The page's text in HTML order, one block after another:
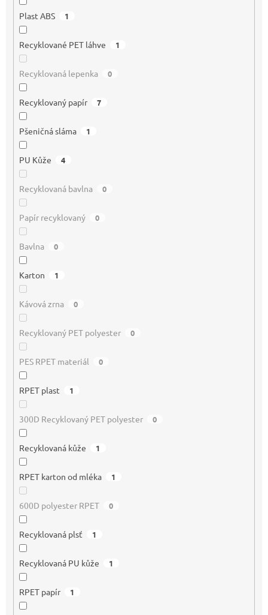
Plast ABS 1
Recyklované PET láhve 1
Recyklovaná lepenka 0
Recyklovaný papír 7
Pšeničná sláma 1
PU Kůže 4
Recyklovaná bavlna 0
Papír recyklovaný 0
Bavlna 0
Karton 1
Kávová zrna 0
Recyklovaný PET polyester 0
PES RPET materiál 0
RPET plast 1
300D Recyklovaný PET polyester 0
Recyklovaná kůže 1
RPET karton od mléka 1
600D polyester RPET 0
Recyklovaná plsť 1
Recyklovaná PU kůže 1
RPET papír 1